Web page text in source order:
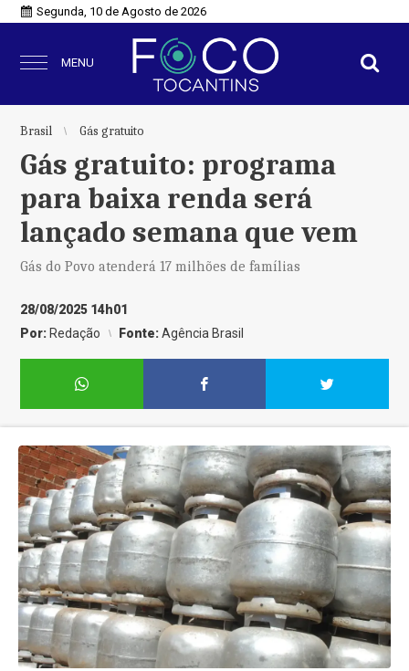
Segunda, 10 de Agosto de 2026
MENU
Brasil Gás gratuito
Gás gratuito: programa
para baixa renda será
lançado semana que vem
Gás do Povo atenderá 17 milhões de famílias
28/08/2025 14h01
Por: Redação Fonte:Agência Brasil